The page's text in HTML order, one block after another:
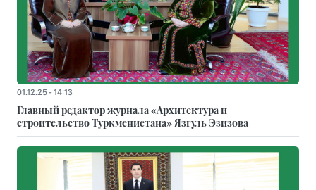
01.12.25 - 14:13
Главный редактор журнала «Архитектура и
строительство Туркменистана» Язгуль Эзизова